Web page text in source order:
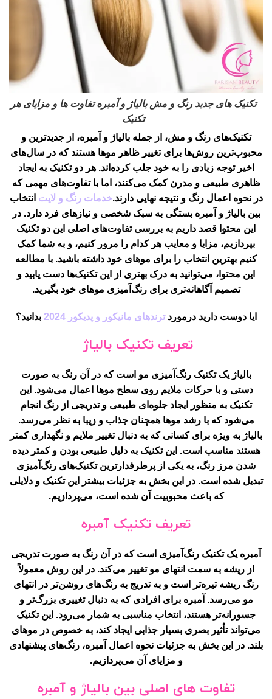
تکنیک های جدید رنگ و مش بالیاژ و آمبره تفاوت ها و مزایای هر
تکنیک
تکنیک‌های رنگ و مش، از جمله بالیاژ و آمبره، از جدیدترین و
محبوب‌ترین روش‌ها برای تغییر ظاهر موها هستند که در سال‌های
اخیر توجه زیادی را به خود جلب کرده‌اند. هر دو تکنیک به ایجاد
ظاهری طبیعی و مدرن کمک می‌کنند، اما با تفاوت‌های مهمی که
در نحوه اعمال رنگ و نتیجه نهایی دارند.خدمات رنگ و لایت انتخاب
بین بالیاژ و آمبره بستگی به سبک شخصی و نیازهای فرد دارد. در
این محتوا قصد داریم به بررسی تفاوت‌های اصلی این دو تکنیک
بپردازیم، مزایا و معایب هر کدام را مرور کنیم، و به شما کمک
کنیم بهترین انتخاب را برای موهای خود داشته باشید. با مطالعه
این محتوا، می‌توانید به درک بهتری از این تکنیک‌ها دست یابید و
تصمیم آگاهانه‌تری برای رنگ‌آمیزی موهای خود بگیرید.
ایا دوست دارید درموردترندهای مانیکور و پدیکور 2024 بدانید؟
تعریف تکنیک بالیاژ
بالیاژ یک تکنیک رنگ‌آمیزی مو است که در آن رنگ به صورت
دستی و با حرکات ملایم روی سطح موها اعمال می‌شود. این
تکنیک به منظور ایجاد جلوه‌ای طبیعی و تدریجی از رنگ انجام
می‌شود که با رشد موها همچنان جذاب و زیبا به نظر می‌رسد.
بالیاژ به ویژه برای کسانی که به دنبال تغییر ملایم و نگهداری کمتر
هستند مناسب است. این تکنیک به دلیل طبیعی بودن و کمتر دیده
شدن مرز رنگ، به یکی از پرطرفدارترین تکنیک‌های رنگ‌آمیزی
تبدیل شده است. در این بخش به جزئیات بیشتر این تکنیک و دلایلی
که باعث محبوبیت آن شده است، می‌پردازیم.
تعریف تکنیک آمبره
آمبره یک تکنیک رنگ‌آمیزی است که در آن رنگ به صورت تدریجی
از ریشه به سمت انتهای مو تغییر می‌کند. در این روش معمولاً
رنگ ریشه تیره‌تر است و به تدریج به رنگ‌های روشن‌تر در انتهای
مو می‌رسد. آمبره برای افرادی که به دنبال تغییری بزرگ‌تر و
جسورانه‌تر هستند، انتخاب مناسبی به شمار می‌رود. این تکنیک
می‌تواند تأثیر بصری بسیار جذابی ایجاد کند، به خصوص در موهای
بلند. در این بخش به جزئیات نحوه اعمال آمبره، رنگ‌های پیشنهادی
و مزایای آن می‌پردازیم.
تفاوت های اصلی بین بالیاژ و آمبره